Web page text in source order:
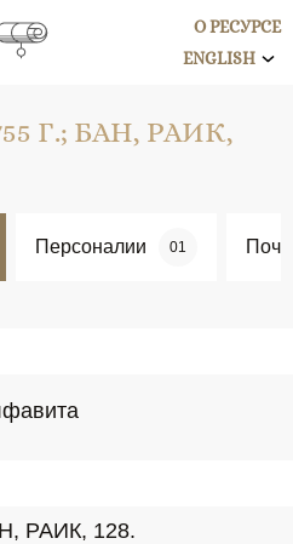
О РЕСУРСЕ
ENGLISH
Г.; БАН, РАИК,
Персоналии 01
РАИК, 128.